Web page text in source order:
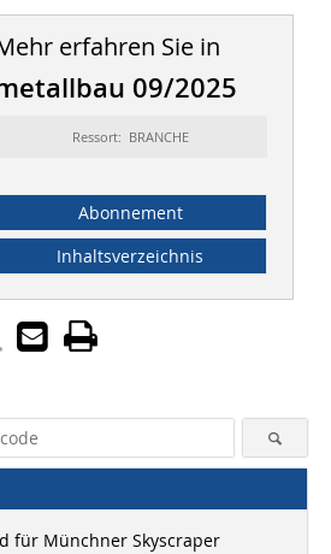
erfahren Sie in
09/2025
Ressort: BRANCHE
Abonnement
Inhaltsverzeichnis
für Münchner Skyscraper